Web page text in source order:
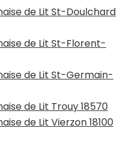
de Lit St-Doulchard
de Lit St-Florent-
de Lit St-Germain-
de Lit Trouy 18570
de Lit Vierzon 18100